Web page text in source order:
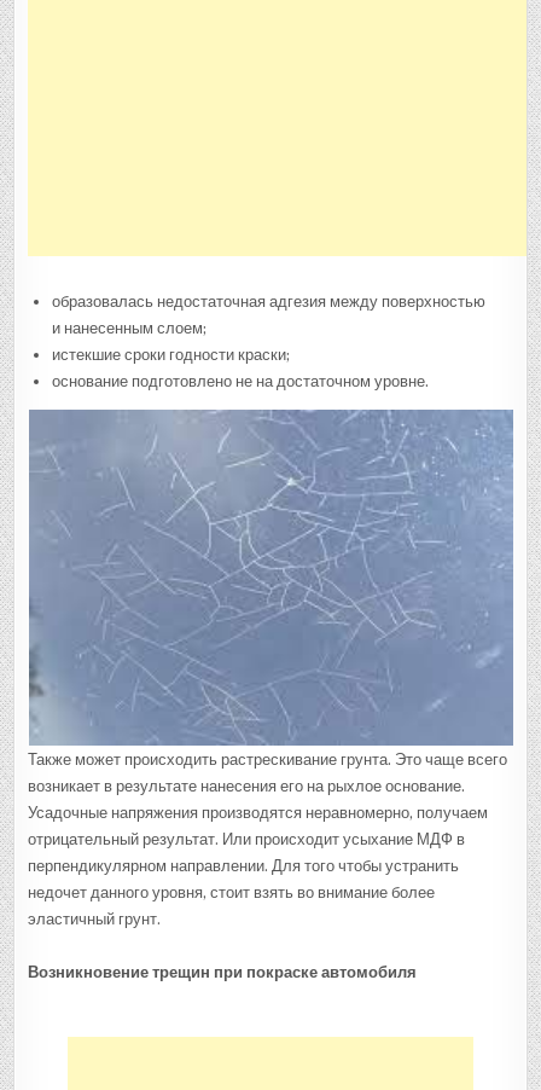
образовалась недостаточная адгезия между поверхностью
и нанесенным слоем;
истекшие сроки годности краски;
основание подготовлено не на достаточном уровне.
Также может происходить растрескивание грунта. Это чаще всего
возникает в результате нанесения его на рыхлое основание.
Усадочные напряжения производятся неравномерно, получаем
отрицательный результат. Или происходит усыхание МДФ в
перпендикулярном направлении. Для того чтобы устранить
недочет данного уровня, стоит взять во внимание более
эластичный грунт.
Возникновение трещин при покраске автомобиля